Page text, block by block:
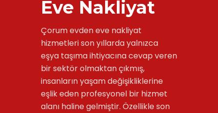
Eve Nakliyat
Çorum evden eve nakliyat
hizmetleri son yıllarda yalnızca
eşya taşıma ihtiyacına cevap veren
bir sektör olmaktan çıkmış,
insanların yaşam değişikliklerine
eşlik eden profesyonel bir hizmet
alanı haline gelmiştir. Özellikle son